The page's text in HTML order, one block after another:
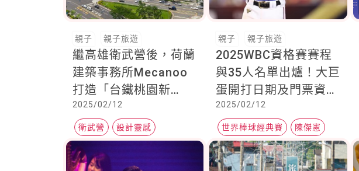
親子 親子旅遊
繼高雄衛武營後，荷蘭
建築事務所Mecanoo
打造「台鐵桃園新
站」：連接台北捷運中
和新蘆線，5大亮點一
次看
2025/02/12
衛武營 設計靈感
親子旅遊
親子 親子旅遊
2025WBC資格賽賽程
與35人名單出爐！大巨
蛋開打日期及門票資訊
一次看，中華隊12強只
有隊長陳傑憲入選
2025/02/12
世界棒球經典賽 陳傑憲
棒球